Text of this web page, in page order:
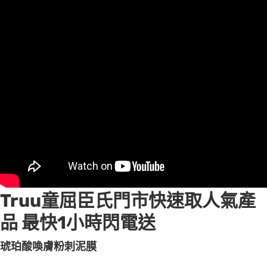
Truu童屈臣氏門市快速取人氣產
品 最快1小時閃電送
琥珀酸喚膚粉刺泥膜